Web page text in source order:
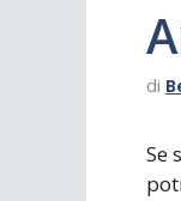
di
Se